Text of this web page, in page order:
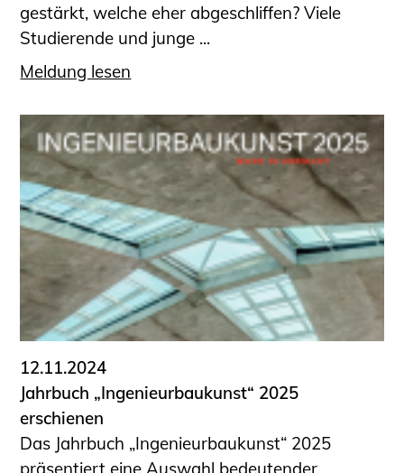
gestärkt, welche eher abgeschliffen? Viele
Studierende und junge ...
Meldung lesen
12.11.2024
Jahrbuch „Ingenieurbaukunst“ 2025
erschienen
Das Jahrbuch „Ingenieurbaukunst“ 2025
präsentiert eine Auswahl bedeutender